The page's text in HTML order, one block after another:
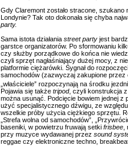
Gdy Claremont zostało stracone,
Londynie? Tak oto dokonała się chyba
party.
Sama istota działania street party jest
garstce organizatorów. Po sformowaniu
czy służby porządkowe do końca nie
czyli sprzęt nagłaśniający dużej mocy, z
platformie ciężarówki. Sygnał do
samochodów (zazwyczaj zakupione przez
„właściciele” rozpoczynają na środku
Pojawia się także tripod, czyli konstrukcja z
można usunąć. Podcięcie bowiem jednej z
użyć specjalistycznego dźwigu, ze
wszelkie próby użycia ciężkiego sprzętu.
„Strefa wolna od samochodów”,
baseniki, w powietrzu fruwają setki frisbee
przy muzyce wydawanej przez sound
reggae czy elektroniczne techno,